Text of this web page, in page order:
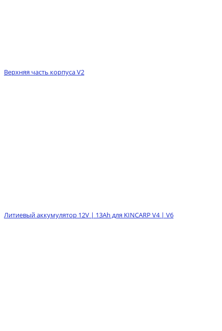
Верхняя часть корпуса V2
Литиевый аккумулятор 12V | 13Ah для KINCARP V4 | V6